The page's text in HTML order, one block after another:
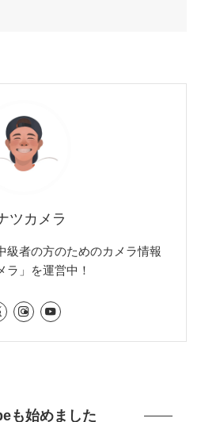
ツカメラ
級者の方のためのカメラ情報
ラ」を運営中！
も始めました